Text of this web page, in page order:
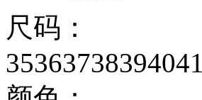
尺码：
35363738394041